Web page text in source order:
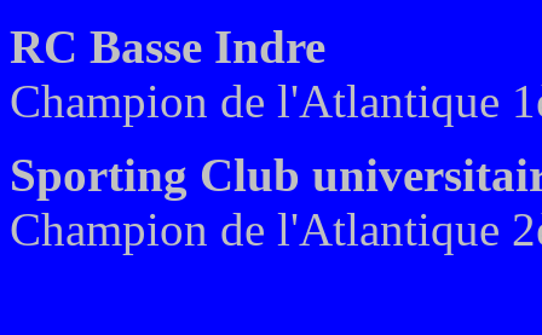
RC Basse Indre
Champion de l'Atlantique
Sporting Club
Champion de l'Atlantique